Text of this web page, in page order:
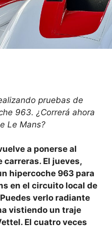
pruebas de
963. ¿Correrá ahora
Le Mans?
a ponerse al
carreras. El jueves,
hipercoche 963 para
en el circuito local de
verlo radiante
vistiendo un traje
El cuatro veces